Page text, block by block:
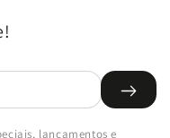
lançamentos e